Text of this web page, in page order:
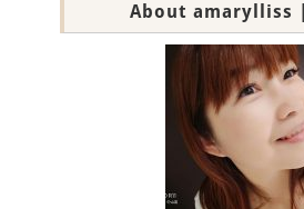
About amarylliss